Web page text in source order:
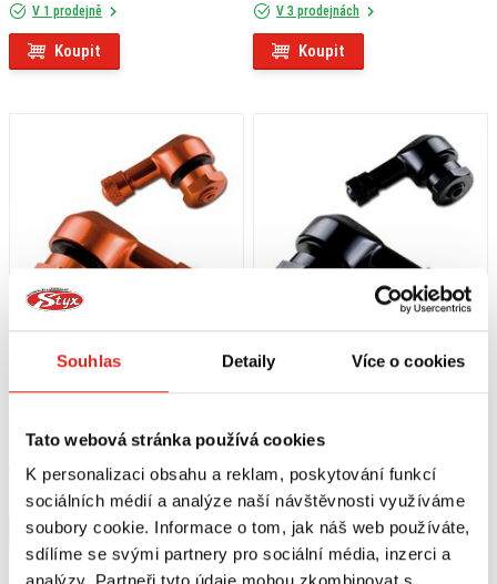
Souhlas Detaily Více o cookies
Tato webová stránka používá cookies
K personalizaci obsahu a reklam, poskytování funkcí
sociálních médií a analýze naší návštěvnosti využíváme
soubory cookie. Informace o tom, jak náš web používáte,
sdílíme se svými partnery pro sociální média, inzerci a
V 1 prodejně
Koupit
V 3 prodejnách
Koupit
459 Kč s DPH
11,3 MM S ČEPIČKOU
Skladem
V 1 prodejně
Koupit
459 Kč s DPH
11,3 MM S ČEPIČKOU
Skladem
V 1 prodejně
Koupit